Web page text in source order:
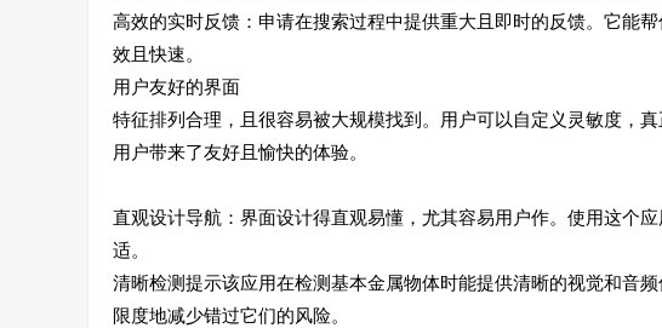
高效的实时反馈：申请在搜索过程中提供重大且即时的反馈。它能
效且快速。
用户友好的界面
特征排列合理，且很容易被大规模找到。用户可以自定义灵敏度，
用户带来了友好且愉快的体验。
直观设计导航：界面设计得直观易懂，尤其容易用户作。使用这个
适。
清晰检测提示该应用在检测基本金属物体时能提供清晰的视觉和音
限度地减少错过它们的风险。